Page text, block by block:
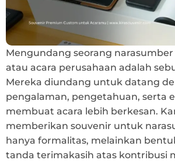
Mengundang seorang
atau acara perusahaan adalah
Mereka diundang untuk datang
pengalaman, pengetahuan, serta
membuat acara lebih berkesan.
memberikan souvenir untuk
hanya formalitas, melainkan
tanda terimakasih atas kontribusi